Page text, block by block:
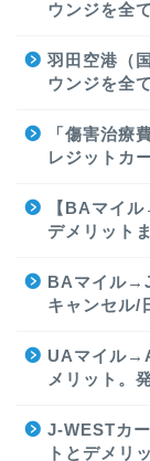
ウンジを全
羽田空港（
ウンジを全
「傷害治療
レジットカ
【BAマイ
デメリット
BAマイル
キャンセル/
UAマイル
メリット。
J-WESTカ
トとデメリ